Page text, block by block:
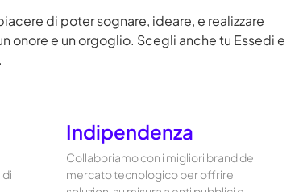
di poter sognare, ideare, e realizzare
onore e un orgoglio. Scegli anche tu Essedi e
Indipendenza
Collaboriamo con i migliori brand del
mercato tecnologico per offrire